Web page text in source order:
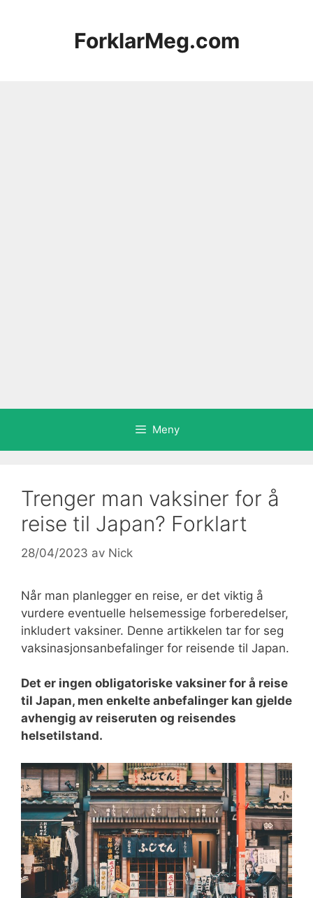
ForklarMeg.com
Meny
Trenger man vaksiner for å
reise til Japan? Forklart
28/04/2023 av Nick
Når man planlegger en reise, er det viktig å
vurdere eventuelle helsemessige forberedelser,
inkludert vaksiner. Denne artikkelen tar for seg
vaksinasjonsanbefalinger for reisende til Japan.
Det er ingen obligatoriske vaksiner for å reise
til Japan, men enkelte anbefalinger kan gjelde
avhengig av reiseruten og reisendes
helsetilstand.